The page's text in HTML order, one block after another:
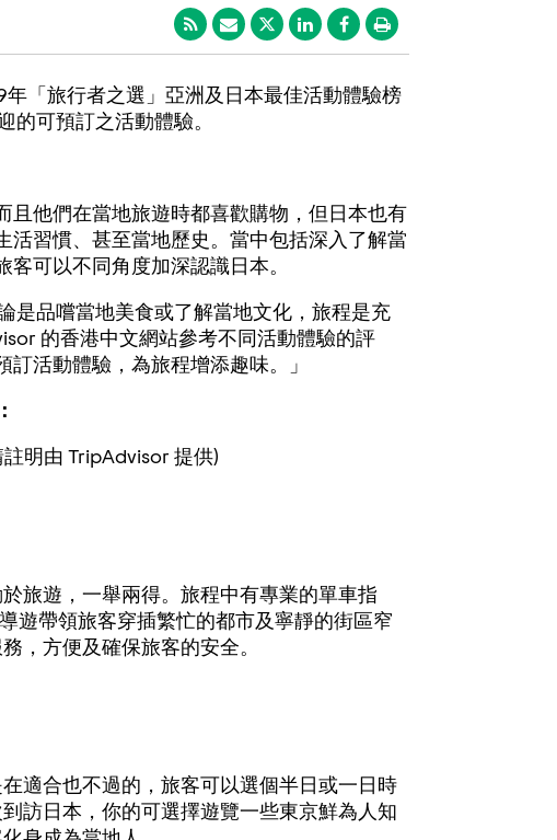
年「旅行者之選」亞洲及日本最佳活動體驗榜
可預訂之活動體驗。
且他們在當地旅遊時都喜歡購物，但日本也有
習慣、甚至當地歷史。當中包括深入了解當
可以不同角度加深認識日本。
是品嚐當地美食或了解當地文化，旅程是充
的香港中文網站參考不同活動體驗的評
活動體驗，為旅程增添趣味。」
明由 TripAdvisor 提供)
旅遊，一舉兩得。旅程中有專業的單車指
遊帶領旅客穿插繁忙的都市及寧靜的街區窄
，方便及確保旅客的安全。
適合也不過的，旅客可以選個半日或一日時
訪日本，你的可選擇遊覽一些東京鮮為人知